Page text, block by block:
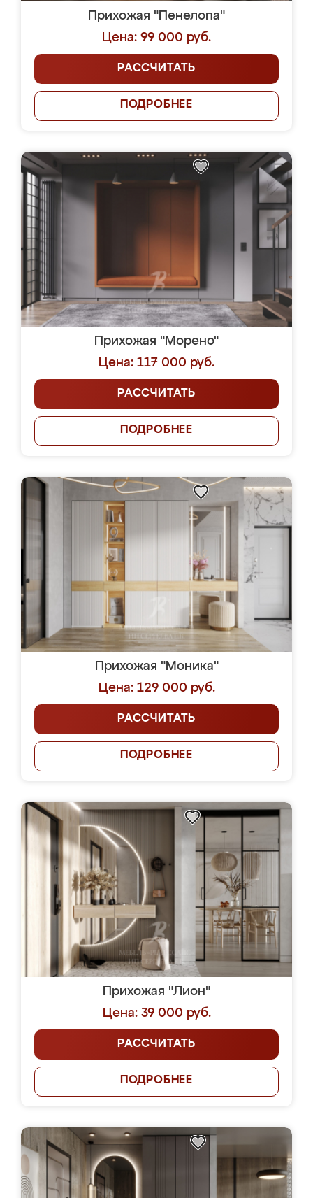
Прихожая "Пенелопа"
Цена: 99 000 руб.
РАССЧИТАТЬ
ПОДРОБНЕЕ
Прихожая "Морено"
Цена: 117 000 руб.
РАССЧИТАТЬ
ПОДРОБНЕЕ
Прихожая "Моника"
Цена: 129 000 руб.
РАССЧИТАТЬ
ПОДРОБНЕЕ
Прихожая "Лион"
Цена: 39 000 руб.
РАССЧИТАТЬ
ПОДРОБНЕЕ